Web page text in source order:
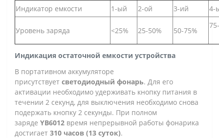
Индикация остаточной емкости устройства
Индикатор емкости 1-ый 2-ой 3-ий 4-
Уровень заряда <25% 25-50% 50-75%
В портативном аккумуляторе
присутствует светодиодный фонарь. Для его
активации необходимо удерживать кнопку питания в
течении 2 секунд, для выключения необходимо снова
подержать кнопку 2 секунды. При полном
заряде YB6012 время непрерывной работы фонарика
достигает 310 часов (13 суток).